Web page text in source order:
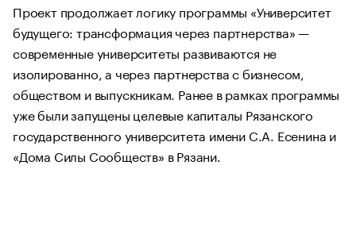
Проект продолжает логику программы «Университет
будущего: трансформация через партнерства» —
современные университеты развиваются не
изолированно, а через партнерства с бизнесом,
обществом и выпускникам. Ранее в рамках программы
уже были запущены целевые капиталы Рязанского
государственного университета имени С.А. Есенина и
«Дома Силы Сообществ» в Рязани.